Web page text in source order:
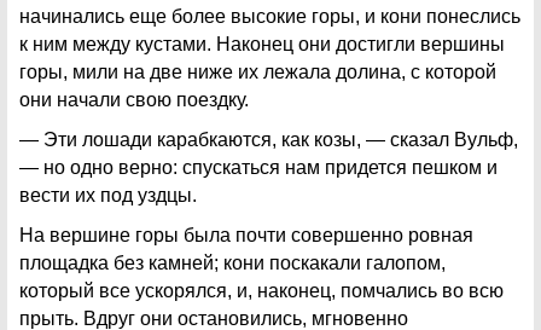
начинались еще более высокие горы, и кони понеслись
к ним между кустами. Наконец они достигли вершины
горы, мили на две ниже их лежала долина, с которой
они начали свою поездку.
— Эти лошади карабкаются, как козы, — сказал Вульф,
— но одно верно: спускаться нам придется пешком и
вести их под уздцы.
На вершине горы была почти совершенно ровная
площадка без камней; кони поскакали галопом,
который все ускорялся, и, наконец, помчались во всю
прыть. Вдруг они остановились, мгновенно